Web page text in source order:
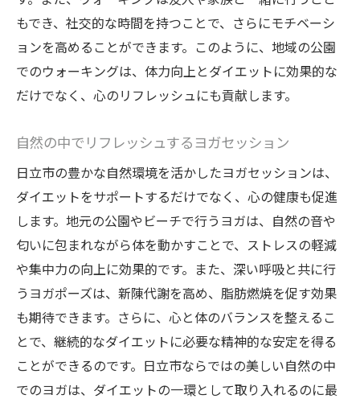
仲間と一緒に楽しむグループワークアウト
アウトドアトレーニングでのカロリー消費
量
トレーニング後のリラクゼーション法
日立市での持続可能なダイエットプランの作り
方
長期的な目標設定とその達成方法
持続可能なダイエットのための習慣化テク
ニック
日々のダイエット進捗を記録する方法
バランスの取れた食事プランの提案
ストレスを軽減するためのリラクゼーショ
ン法
地域のリソースを活用した持続可能な方法
もでき、社交的な時間を持つことで、さらにモチベーシ
ョンを高めることができます。このように、地域の公園
でのウォーキングは、体力向上とダイエットに効果的な
だけでなく、心のリフレッシュにも貢献します。
自然の中でリフレッシュするヨガセッション
日立市の豊かな自然環境を活かしたヨガセッションは、
ダイエットをサポートするだけでなく、心の健康も促進
します。地元の公園やビーチで行うヨガは、自然の音や
匂いに包まれながら体を動かすことで、ストレスの軽減
や集中力の向上に効果的です。また、深い呼吸と共に行
うヨガポーズは、新陳代謝を高め、脂肪燃焼を促す効果
も期待できます。さらに、心と体のバランスを整えるこ
とで、継続的なダイエットに必要な精神的な安定を得る
ことができるのです。日立市ならではの美しい自然の中
でのヨガは、ダイエットの一環として取り入れるのに最